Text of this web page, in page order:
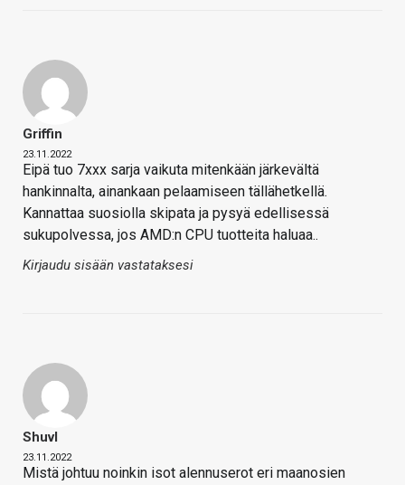
Griffin
23.11.2022
Eipä tuo 7xxx sarja vaikuta mitenkään järkevältä
hankinnalta, ainankaan pelaamiseen tällähetkellä.
Kannattaa suosiolla skipata ja pysyä edellisessä
sukupolvessa, jos AMD:n CPU tuotteita haluaa..
Kirjaudu sisään vastataksesi
Shuvl
23.11.2022
Mistä johtuu noinkin isot alennuserot eri maanosien